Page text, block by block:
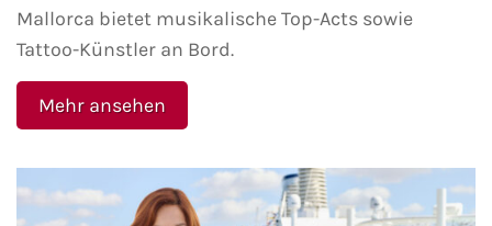
Mallorca bietet musikalische Top-Acts sowie
Tattoo-Künstler an Bord.
Mehr ansehen